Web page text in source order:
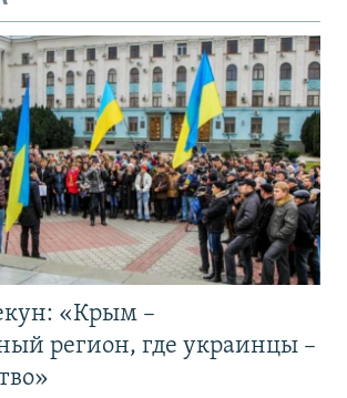
«Крым –
регион, где украинцы –